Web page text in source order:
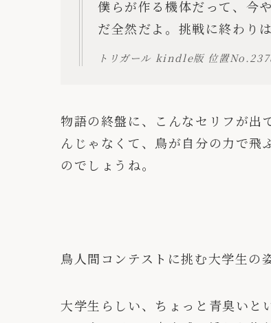
僕らが作る機体だって、今
だ全然だよ。挑戦に終わり
トリガール kindle版 位置
物語の終盤に、こんなセリフが出
んじゃなくて、鳥が自分の力で飛
のでしょうね。
鳥人間コンテストに挑む大学生の
大学生らしい、ちょっと青臭いと